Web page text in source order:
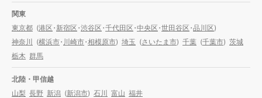
関東
東京都 (港区・新宿区・渋谷区・千代田区・中央区・世田谷区・品川区)
神奈川
(横浜市・川崎市・相模原市) 埼玉 (さいたま市) 千葉 (千葉市) 茨城
栃木 群馬
北陸・甲信越
山梨 長野 新潟 (新潟市) 石川 富山 福井